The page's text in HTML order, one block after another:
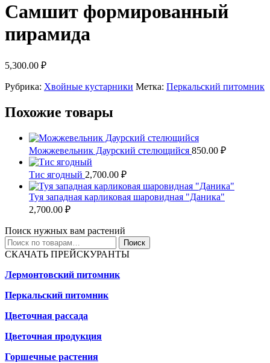
Самшит формированный
пирамида
5,300.00 ₽
Рубрика: Хвойные кустарники Метка: Перкальский питомник
Похожие товары
Можжевельник Даурский стелющийся 850.00 ₽
Тис ягодный 2,700.00 ₽
Туя западная карликовая шаровидная "Даника"
2,700.00 ₽
Поиск нужных вам растений
Искать:
Поиск
СКАЧАТЬ ПРЕЙСКУРАНТЫ
Лермонтовский питомник
Перкальский питомник
Цветочная рассада
Цветочная продукция
Горшечные растения